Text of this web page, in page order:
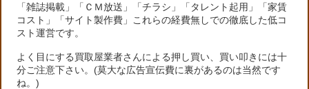
「雑誌掲載」「ＣＭ放送」「チラシ」「タレント起用」「家賃
コスト」「サイト製作費」これらの経費無しでの徹底した低コ
スト運営です。
よく目にする買取屋業者さんによる押し買い、買い叩きには十
分ご注意下さい。(莫大な広告宣伝費に裏があるのは当然です
ね。)